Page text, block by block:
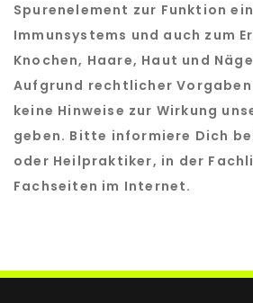
Spurenelement zur Funktion
Immunsystems und auch zum
Knochen, Haare, Haut und
Aufgrund rechtlicher
keine Hinweise zur Wirkung
geben. Bitte informiere Dich
oder Heilpraktiker, in der
Fachseiten im Internet.